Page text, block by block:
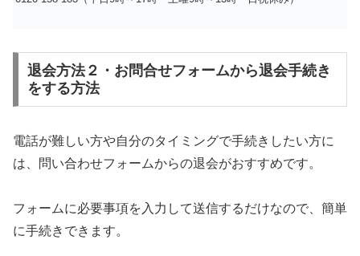
退会方法２・お問合せフォームから退会手続き
をする方法
電話が難しい方や自分のタイミングで手続きしたい方に
は、問い合わせフォームからの退会がおすすめです。
フォームに必要事項を入力して送信するだけなので、簡単
に手続きできます。